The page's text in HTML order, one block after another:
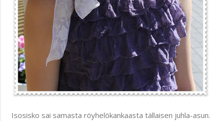
Isosisko sai samasta röyhelökankaasta tällaisen juhla-asun.